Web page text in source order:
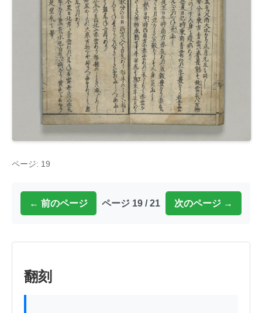
ページ: 19
← 前のページ ページ 19 / 21 次のページ →
翻刻